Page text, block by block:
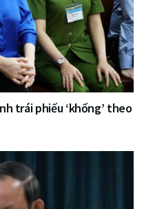
trái phiếu ‘khống’ theo